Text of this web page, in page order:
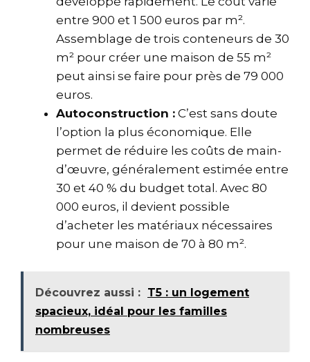
entre 900 et 1 500 euros par m².
Assemblage de trois conteneurs de 30
m² pour créer une maison de 55 m²
peut ainsi se faire pour près de 79 000
euros.
Autoconstruction : C’est sans doute
l’option la plus économique. Elle
permet de réduire les coûts de main-
d’œuvre, généralement estimée entre
30 et 40 % du budget total. Avec 80
000 euros, il devient possible
d’acheter les matériaux nécessaires
pour une maison de 70 à 80 m².
Découvrez aussi : T5 : un logement
spacieux, idéal pour les familles
nombreuses